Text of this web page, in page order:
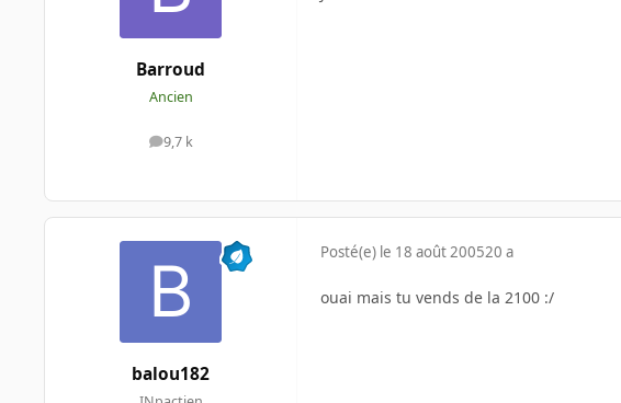
Barroud
Ancien
9,7 k
messages
balou182
Posté(e) le 18 août 200520 a
ouai mais tu vends de la 2100 :/